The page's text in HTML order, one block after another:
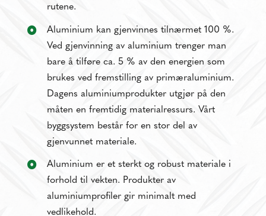
rutene.
Aluminium kan gjenvinnes tilnærmet 100 %.
Ved gjenvinning av aluminium trenger man
bare å tilføre ca. 5 % av den energien som
brukes ved fremstilling av primæraluminium.
Dagens aluminiumprodukter utgjør på den
måten en fremtidig materialressurs. Vårt
byggsystem består for en stor del av
gjenvunnet materiale.
Aluminium er et sterkt og robust materiale i
forhold til vekten. Produkter av
aluminiumprofiler gir minimalt med
vedlikehold.